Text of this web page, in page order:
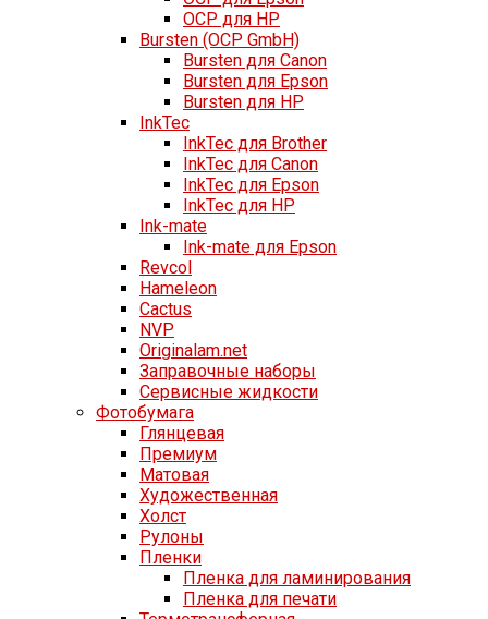
OCP для HP
Bursten (OCP GmbH)
Bursten для Canon
Bursten для Epson
Bursten для HP
InkTec
InkTec для Brother
InkTec для Canon
InkTec для Epson
InkTec для HP
Ink-mate
Ink-mate для Epson
Revcol
Hameleon
Cactus
NVP
Originalam.net
Заправочные наборы
Сервисные жидкости
Фотобумага
Глянцевая
Премиум
Матовая
Художественная
Холст
Рулоны
Пленки
Пленка для ламинирования
Пленка для печати